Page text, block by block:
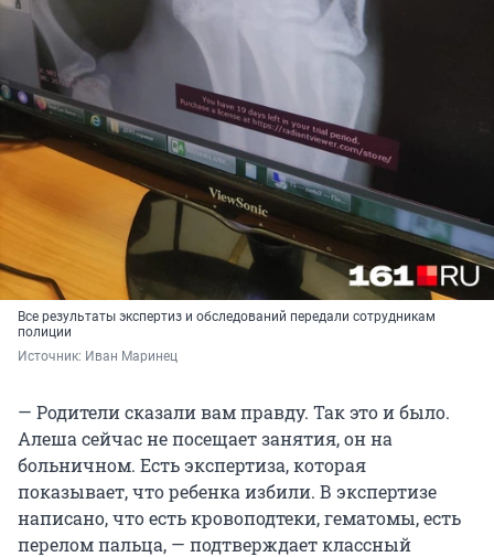
Все результаты экспертиз и обследований передали сотрудникам
полиции
Источник: Иван Маринец
— Родители сказали вам правду. Так это и было.
Алеша сейчас не посещает занятия, он на
больничном. Есть экспертиза, которая
показывает, что ребенка избили. В экспертизе
написано, что есть кровоподтеки, гематомы, есть
перелом пальца, — подтверждает классный